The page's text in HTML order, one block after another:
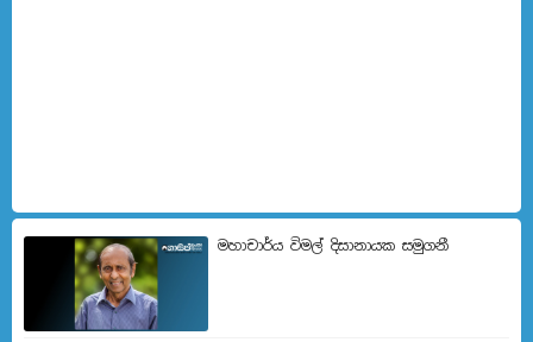
මහාචාර්ය විමල් දිසානායක සමුගනී